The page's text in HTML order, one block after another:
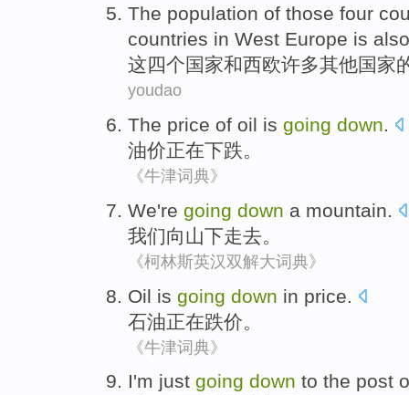
The population of those four
countries in West Europe is also
这四个国家和西欧许多其他国家
youdao
The price of oil is going down.
油价正在下跌。
《牛津词典》
We're going down a mountain.
我们向山下走去。
《柯林斯英汉双解大词典》
Oil is going down in price.
石油正在跌价。
《牛津词典》
I'm just going down to the post